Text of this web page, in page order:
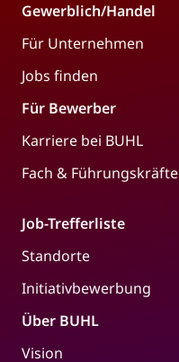
Gewerblich/Handel
Für Unternehmen
Jobs finden
Für Bewerber
Karriere bei BUHL
Fach & Führungskräfte
Job-Trefferliste
Standorte
Initiativbewerbung
Über BUHL
Vision